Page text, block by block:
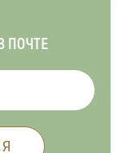
ПОЧТЕ